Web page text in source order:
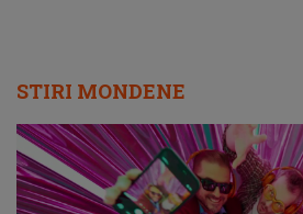
STIRI MONDENE